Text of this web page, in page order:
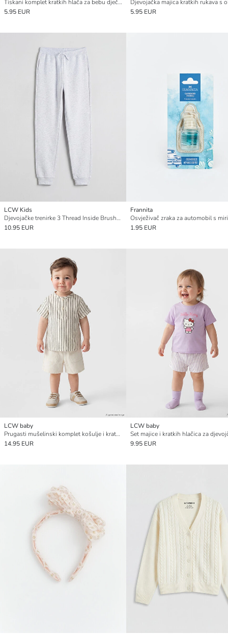
Tiskani komplet kratkih hlača za bebu dječaka
5.95 EUR
5.95 EUR
LCW Kids
Djevojačke trenirke 3 Thread Inside Brushed
10.95 EUR
Frannita
1.95 EUR
LCW baby
Prugasti mušelinski komplet košulje i kratkih hlača za bebe dječake
14.95 EUR
LCW baby
9.95 EUR